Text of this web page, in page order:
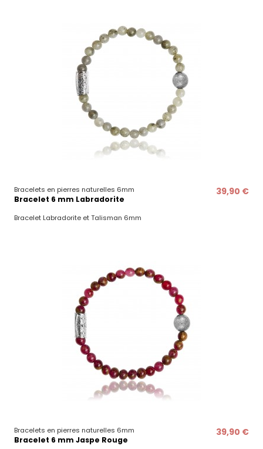
Bracelets en pierres naturelles 6mm
Bracelet 6 mm Labradorite
39,90 €
Bracelet Labradorite et Talisman 6mm
Bracelets en pierres naturelles 6mm
Bracelet 6 mm Jaspe Rouge
39,90 €